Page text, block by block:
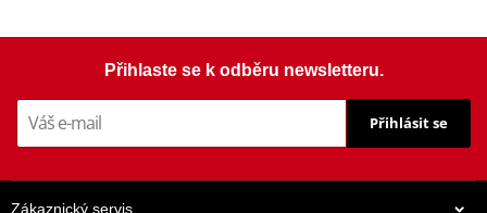
Přihlaste se k odběru newsletteru.
Přihlásit se
Zákaznický servis